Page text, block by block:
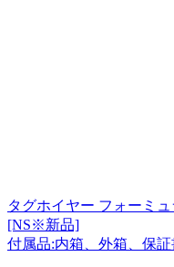
タグホイヤー フォーミ
[NS※新品]
付属品:内箱、外箱、保証